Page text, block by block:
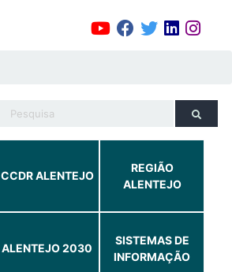
CCDR ALENTEJO
REGIÃO
ALENTEJO
ALENTEJO 2030
SISTEMAS DE
INFORMAÇÃO